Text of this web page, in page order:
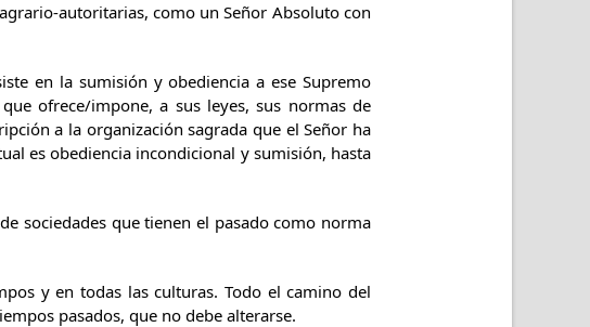
autoritarias, como un Señor Absoluto con
en la sumisión y obediencia a ese Supremo
ofrece/impone, a sus leyes, sus normas de
a la organización sagrada que el Señor ha
es obediencia incondicional y sumisión, hasta
sociedades que tienen el pasado como norma
y en todas las culturas. Todo el camino del
pasados, que no debe alterarse.